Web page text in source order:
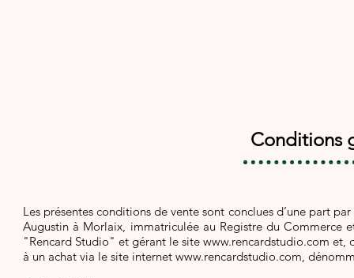
Conditions
Les présentes conditions de vente sont conclues d’une part
Augustin à Morlaix, immatriculée au Registre du Commerce
"Rencard Studio" et gérant le sitewww.rencardstudio.com et,
à un achat via le site internet www.rencardstudio.com,